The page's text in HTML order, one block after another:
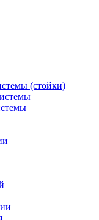
(стойки)